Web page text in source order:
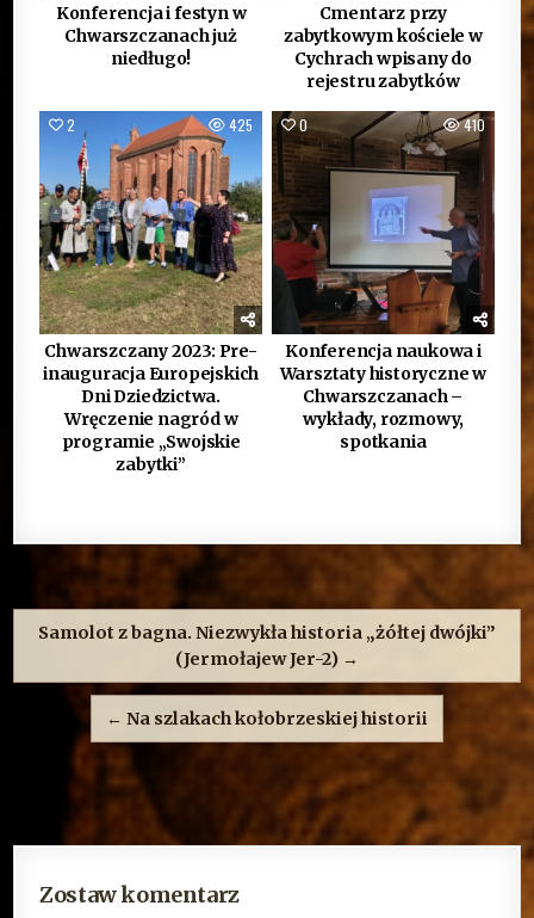
Konferencja i festyn w
Chwarszczanach już
niedługo!
Cmentarz przy
zabytkowym kościele w
Cychrach wpisany do
rejestru zabytków
2 425
Chwarszczany 2023: Pre-
inauguracja Europejskich
Dni Dziedzictwa.
Wręczenie nagród w
programie „Swojskie
zabytki”
0 410
Konferencja naukowa i
Warsztaty historyczne w
Chwarszczanach –
wykłady, rozmowy,
spotkania
Nawigacja
wpisu
Samolot z bagna. Niezwykła historia „żółtej dwójki”
(Jermołajew Jer-2) →
← Na szlakach kołobrzeskiej historii
Zostaw komentarz